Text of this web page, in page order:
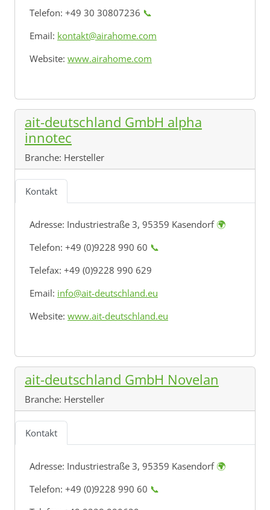
Telefon: +49 30 30807236 📞
Email: kontakt@airahome.com
Website: www.airahome.com
ait-deutschland GmbH alpha
innotec
Branche: Hersteller
Kontakt
Adresse: Industriestraße 3, 95359 Kasendorf 🌍
Telefon: +49 (0)9228 990 60 📞
Telefax: +49 (0)9228 990 629
Email: info@ait-deutschland.eu
Website: www.ait-deutschland.eu
ait-deutschland GmbH Novelan
Branche: Hersteller
Kontakt
Adresse: Industriestraße 3, 95359 Kasendorf 🌍
Telefon: +49 (0)9228 990 60 📞